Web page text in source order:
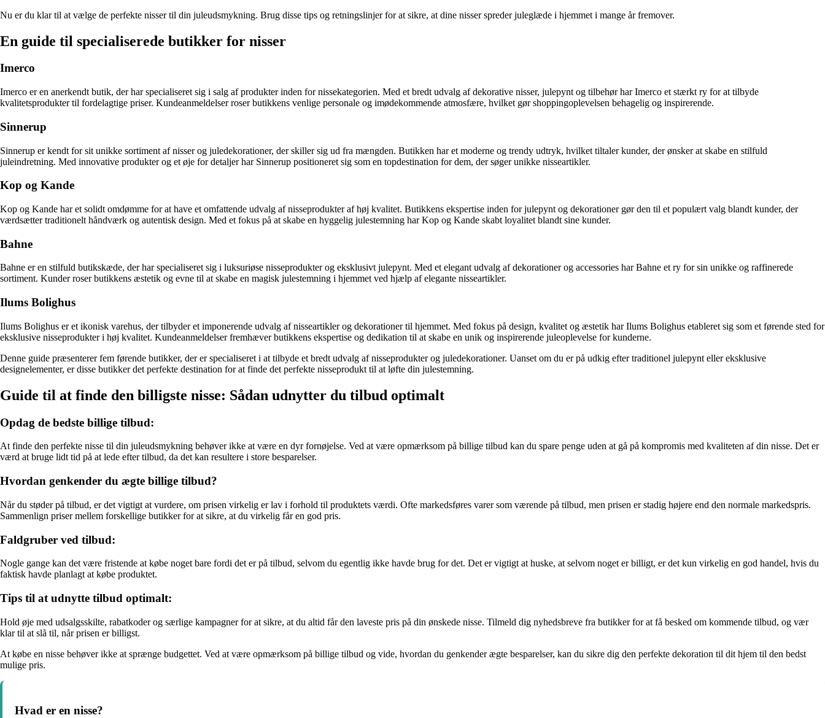
Nu er du klar til at vælge de perfekte nisser til din juleudsmykning. Brug disse tips og retningslinjer for at sikre, at dine nisser spreder juleglæde i hjemmet i mange år fremover.
En guide til specialiserede butikker for nisser
Imerco
Imerco er en anerkendt butik, der har specialiseret sig i salg af produkter inden for nissekategorien. Med et bredt udvalg af dekorative nisser, julepynt og tilbehør har Imerco et stærkt ry for at tilbyde
kvalitetsprodukter til fordelagtige priser. Kundeanmeldelser roser butikkens venlige personale og imødekommende atmosfære, hvilket gør shoppingoplevelsen behagelig og inspirerende.
Sinnerup
Sinnerup er kendt for sit unikke sortiment af nisser og juledekorationer, der skiller sig ud fra mængden. Butikken har et moderne og trendy udtryk, hvilket tiltaler kunder, der ønsker at skabe en stilfuld
juleindretning. Med innovative produkter og et øje for detaljer har Sinnerup positioneret sig som en topdestination for dem, der søger unikke nisseartikler.
Kop og Kande
Kop og Kande har et solidt omdømme for at have et omfattende udvalg af nisseprodukter af høj kvalitet. Butikkens ekspertise inden for julepynt og dekorationer gør den til et populært valg blandt kunder, der
værdsætter traditionelt håndværk og autentisk design. Med et fokus på at skabe en hyggelig julestemning har Kop og Kande skabt loyalitet blandt sine kunder.
Bahne
Bahne er en stilfuld butikskæde, der har specialiseret sig i luksuriøse nisseprodukter og eksklusivt julepynt. Med et elegant udvalg af dekorationer og accessories har Bahne et ry for sin unikke og raffinerede
sortiment. Kunder roser butikkens æstetik og evne til at skabe en magisk julestemning i hjemmet ved hjælp af elegante nisseartikler.
Ilums Bolighus
Ilums Bolighus er et ikonisk varehus, der tilbyder et imponerende udvalg af nisseartikler og dekorationer til hjemmet. Med fokus på design, kvalitet og æstetik har Ilums Bolighus etableret sig som et førende sted for
eksklusive nisseprodukter i høj kvalitet. Kundeanmeldelser fremhæver butikkens ekspertise og dedikation til at skabe en unik og inspirerende juleoplevelse for kunderne.
Denne guide præsenterer fem førende butikker, der er specialiseret i at tilbyde et bredt udvalg af nisseprodukter og juledekorationer. Uanset om du er på udkig efter traditionel julepynt eller eksklusive
designelementer, er disse butikker det perfekte destination for at finde det perfekte nisseprodukt til at løfte din julestemning.
Guide til at finde den billigste nisse: Sådan udnytter du tilbud optimalt
Opdag de bedste billige tilbud:
At finde den perfekte nisse til din juleudsmykning behøver ikke at være en dyr fornøjelse. Ved at være opmærksom på billige tilbud kan du spare penge uden at gå på kompromis med kvaliteten af din nisse. Det er
værd at bruge lidt tid på at lede efter tilbud, da det kan resultere i store besparelser.
Hvordan genkender du ægte billige tilbud?
Når du støder på tilbud, er det vigtigt at vurdere, om prisen virkelig er lav i forhold til produktets værdi. Ofte markedsføres varer som værende på tilbud, men prisen er stadig højere end den normale markedspris.
Sammenlign priser mellem forskellige butikker for at sikre, at du virkelig får en god pris.
Faldgruber ved tilbud:
Nogle gange kan det være fristende at købe noget bare fordi det er på tilbud, selvom du egentlig ikke havde brug for det. Det er vigtigt at huske, at selvom noget er billigt, er det kun virkelig en god handel, hvis du
faktisk havde planlagt at købe produktet.
Tips til at udnytte tilbud optimalt:
Hold øje med udsalgsskilte, rabatkoder og særlige kampagner for at sikre, at du altid får den laveste pris på din ønskede nisse. Tilmeld dig nyhedsbreve fra butikker for at få besked om kommende tilbud, og vær
klar til at slå til, når prisen er billigst.
At købe en nisse behøver ikke at sprænge budgettet. Ved at være opmærksom på billige tilbud og vide, hvordan du genkender ægte besparelser, kan du sikre dig den perfekte dekoration til dit hjem til den bedst
mulige pris.
Hvad er en nisse?